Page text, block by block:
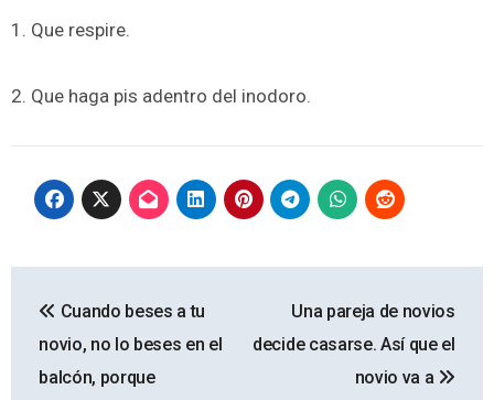
1. Que respire.
2. Que haga pis adentro del inodoro.
de
entradas
Cuando beses a tu
novio, no lo beses en el
balcón, porque
Una pareja de novios
decide casarse. Así que el
novio va a